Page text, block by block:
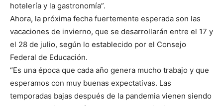
hotelería y la gastronomía”.
Ahora, la próxima fecha fuertemente esperada son las
vacaciones de invierno, que se desarrollarán entre el 17 y
el 28 de julio, según lo establecido por el Consejo
Federal de Educación.
“Es una época que cada año genera mucho trabajo y que
esperamos con muy buenas expectativas. Las
temporadas bajas después de la pandemia vienen siendo